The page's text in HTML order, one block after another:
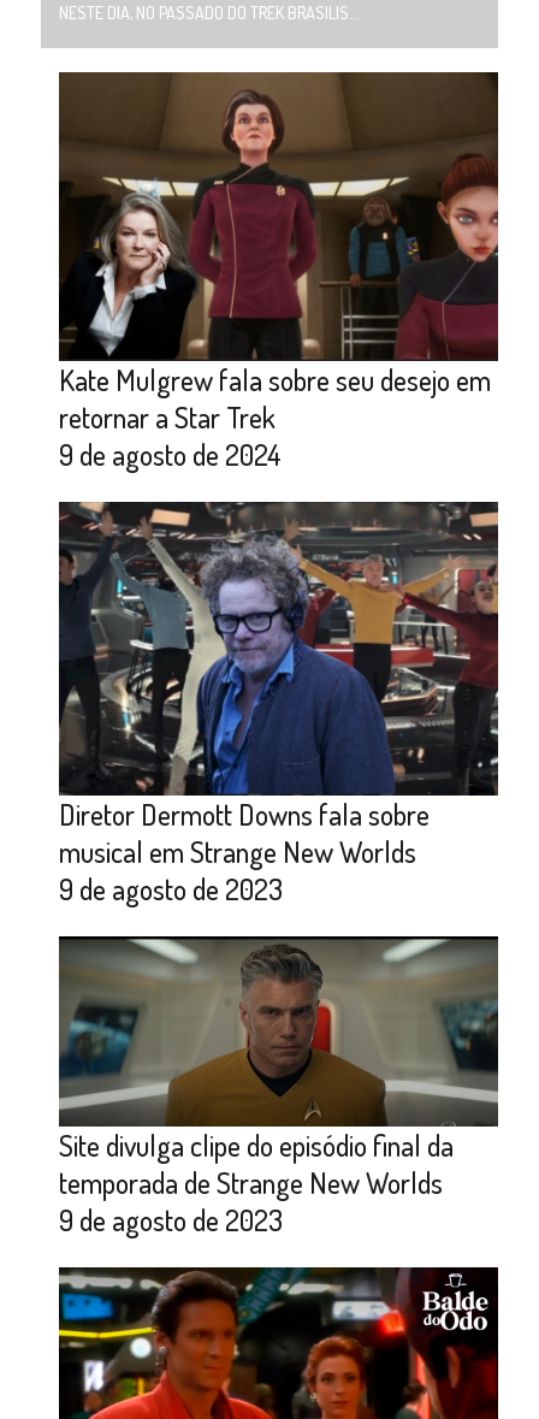
NESTE DIA, NO PASSADO DO TREK BRASILIS...
Kate Mulgrew fala sobre seu desejo em
retornar a Star Trek
9 de agosto de 2024
Diretor Dermott Downs fala sobre
musical em Strange New Worlds
9 de agosto de 2023
Site divulga clipe do episódio final da
temporada de Strange New Worlds
9 de agosto de 2023